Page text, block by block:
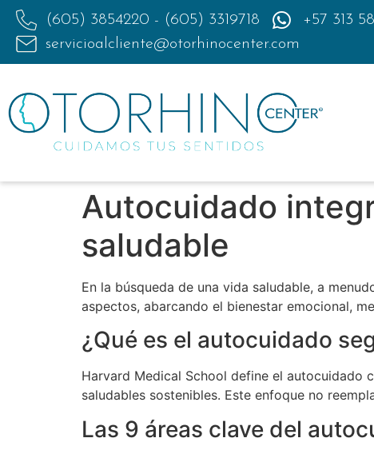
(605) 3854220 - (605) 3319718
+57 313
servicioalcliente@otorhinocenter.com
Autocuidado
saludable
En la búsqueda de una vida saludable, a
aspectos, abarcando el bienestar emocional,
¿Qué es el autocuidado
Harvard Medical School define el autocuidado
saludables sostenibles. Este enfoque no
Las 9 áreas clave del